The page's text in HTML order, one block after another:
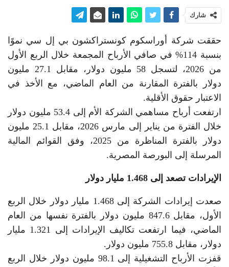
شارك
حققت شركة أوراسكوم كونستراكشون بي إل سي نموًا
بنسبة 114% في صافي الأرباح المجمعة خلال الربع الأول
من 2026، لتسجل 58 مليون دولار، مقابل 27.1 مليون
دولار بالفترة المقارنة من العام الماضي، مع الأخذ في
الاعتبار حقوق الأقلية.
ارتفعت أرباح مساهمي الشركة الأم إلى 53.4 مليون دولار
خلال الفترة من يناير إلى مارس 2026، مقابل 25.1 مليون
دولار بالفترة المناظرة من 2025، وفق القوائم المالية
المرسلة إلى البورصة المصرية.
الإيرادات تصعد إلى 1.468 مليار دولار
صعدت إيرادات الشركة إلى 1.468 مليار دولار خلال الربع
الأول، مقابل 847.6 مليون دولار بالفترة نفسها من العام
الماضي، فيما ارتفعت تكاليف الإيرادات إلى 1.321 مليار
دولار، مقابل 755.8 مليون دولار.
قفزت الأرباح التشغيلية إلى 98.1 مليون دولار خلال الربع